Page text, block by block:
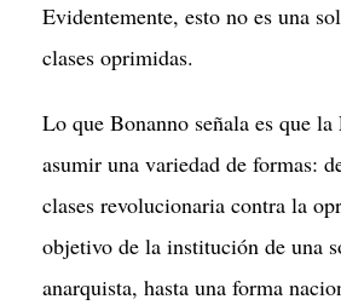
Evidentemente, esto no es una
clases oprimidas.
Lo que Bonanno señala es que
asumir una variedad de formas:
clases revolucionaria contra la
objetivo de la institución de una
anarquista, hasta una forma